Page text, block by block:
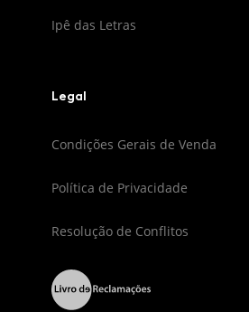
Ipê das Letras
Legal
Condições Gerais de Venda
Política de Privacidade
Resolução de Conflitos